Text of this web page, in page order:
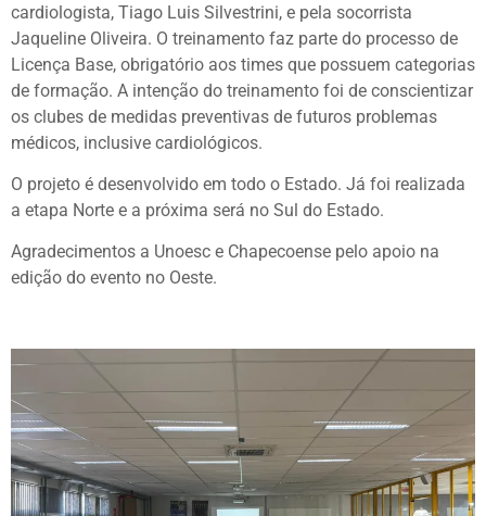
cardiologista, Tiago Luis Silvestrini, e pela socorrista
Jaqueline Oliveira. O treinamento faz parte do processo de
Licença Base, obrigatório aos times que possuem categorias
de formação. A intenção do treinamento foi de conscientizar
os clubes de medidas preventivas de futuros problemas
médicos, inclusive cardiológicos.
O projeto é desenvolvido em todo o Estado. Já foi realizada
a etapa Norte e a próxima será no Sul do Estado.
Agradecimentos a Unoesc e Chapecoense pelo apoio na
edição do evento no Oeste.